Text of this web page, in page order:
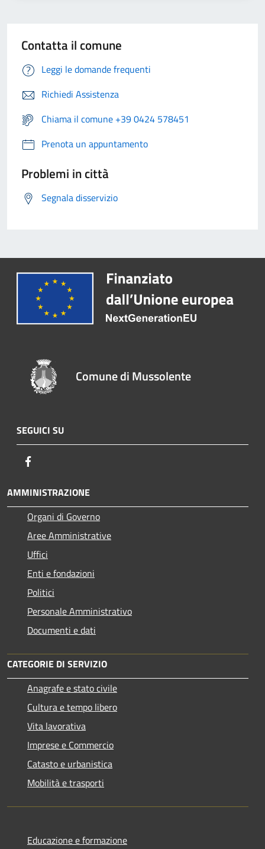
Contatta il comune
Leggi le domande frequenti
Richiedi Assistenza
Chiama il comune +39 0424 578451
Prenota un appuntamento
Problemi in città
Segnala disservizio
Comune di Mussolente
SEGUICI SU
AMMINISTRAZIONE
Organi di Governo
Aree Amministrative
Uffici
Enti e fondazioni
Politici
Personale Amministrativo
Documenti e dati
CATEGORIE DI SERVIZIO
Anagrafe e stato civile
Cultura e tempo libero
Vita lavorativa
Imprese e Commercio
Catasto e urbanistica
Mobilità e trasporti
Educazione e formazione